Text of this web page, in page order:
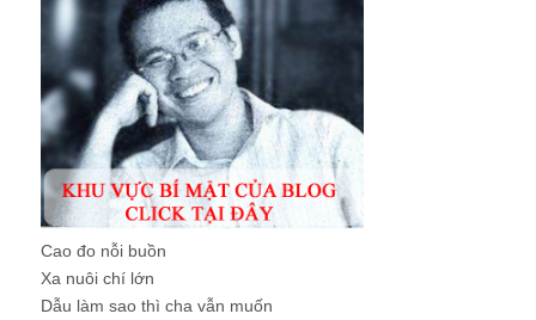
Cao đo nỗi buồn
Xa nuôi chí lớn
Dẫu làm sao thì cha vẫn muốn